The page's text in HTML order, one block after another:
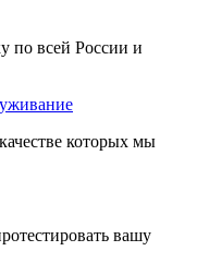
по всей России и
которых мы
вашу